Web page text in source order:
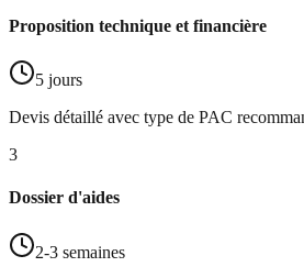
Proposition technique et financière
5 jours
Devis détaillé avec type de PAC
3
Dossier d'aides
2-3 semaines